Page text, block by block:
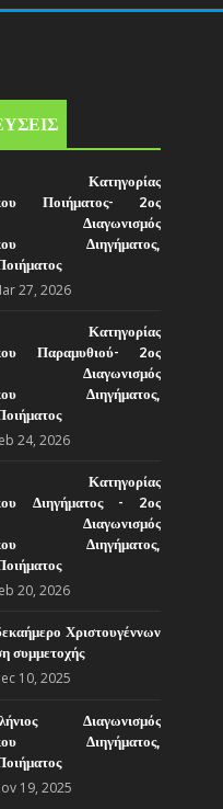
Κατηγορίας
Ποιήματος- 2ος
Διαγωνισμός
Διηγήματος,
27, 2026
Κατηγορίας
Παραμυθιού- 2ος
Διαγωνισμός
Διηγήματος,
24, 2026
Κατηγορίας
Διηγήματος - 2ος
Διαγωνισμός
Διηγήματος,
20, 2026
Χριστουγέννων
συμμετοχής
10, 2025
Διαγωνισμός
Διηγήματος,
19, 2025